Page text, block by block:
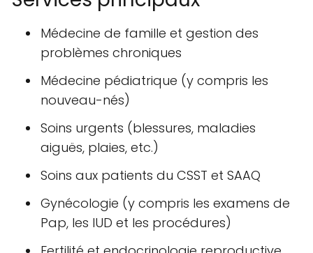
Rue des Seigneurs, dans le quartier de
Griffintown à Montréal, au Québec, Canada.
Cette clinique offre une gamme complète de
famille à la gynécologie et à la fertilité. Dans
cet article, nous allons vous présenter en
détail les services principaux, l'emplacement
et l'accès, les caractéristiques remarquables
CloudMed Griffintown.
Services principaux